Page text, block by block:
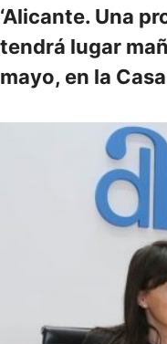
‘Alicante. Una
tendrá lugar
mayo, en la